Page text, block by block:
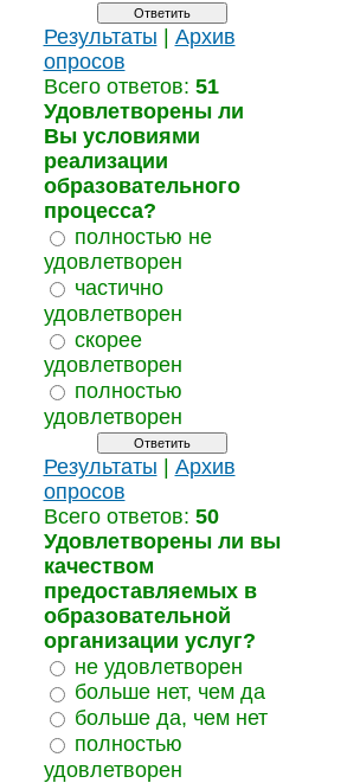
Результаты | Архив
опросов
Всего ответов: 51
Удовлетворены ли
Вы условиями
реализации
образовательного
процесса?
полностью не
удовлетворен
частично
удовлетворен
скорее
удовлетворен
полностью
удовлетворен
Результаты | Архив
опросов
Всего ответов: 50
Удовлетворены ли вы
качеством
предоставляемых в
образовательной
организации услуг?
не удовлетворен
больше нет, чем да
больше да, чем нет
полностью
удовлетворен